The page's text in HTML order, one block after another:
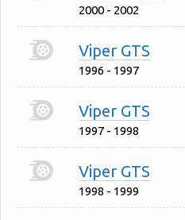
2000 - 2002
Viper GTS
1996 - 1997
Viper GTS
1997 - 1998
Viper GTS
1998 - 1999